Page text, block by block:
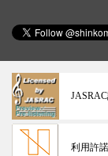
利用許